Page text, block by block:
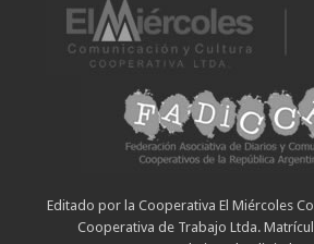
Editado por la Cooperativa El Miércoles
Cooperativa de Trabajo Ltda.